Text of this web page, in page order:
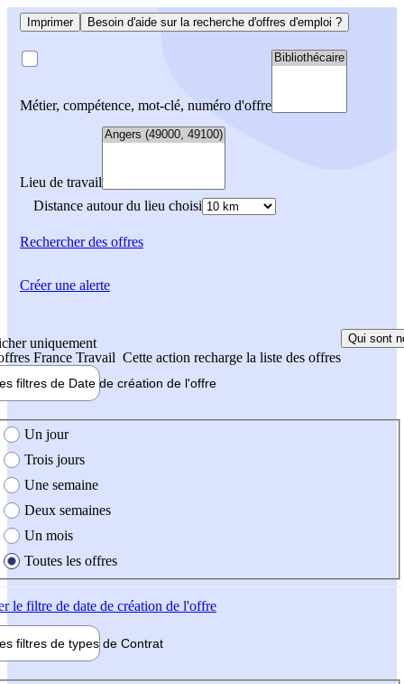
Imprimer Besoin d'aide sur la recherche d'offres d'emploi ?
Métier, compétence, mot-clé, numéro d'offre
Lieu de travail
Distance autour du lieu choisi
Rechercherdes offres
uniquement
France Travail Cette action recharge la liste des offres
Qui sont
filtres de Date de création de l'offre
création de l'offre
Un jour
Trois jours
Une semaine
Deux semaines
Un mois
Toutes les offres
le filtre de date de création de l'offre
filtres de types de Contrat
Créer une alerte